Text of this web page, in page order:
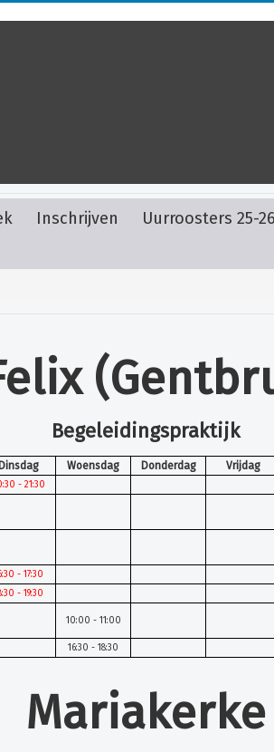
Inschrijven Uurroosters 25-26
Begeleidingspraktijk
Dinsdag Woensdag Donderdag Vrijdag
- 21:30
- 17:30
- 19:30
10:00 - 11:00
16:30 - 18:30
Mariakerke